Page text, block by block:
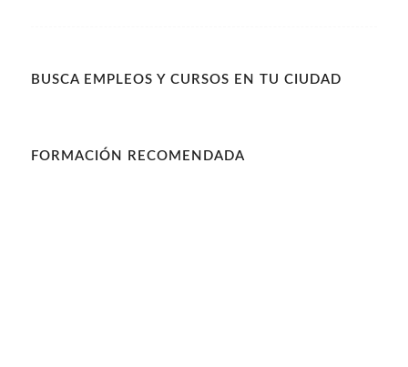
BUSCA EMPLEOS Y CURSOS EN TU CIUDAD
FORMACIÓN RECOMENDADA